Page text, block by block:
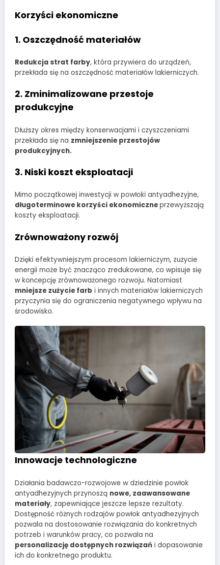
Korzyści ekonomiczne
1. Oszczędność materiałów
Redukcja strat farby, która przywiera do urządzeń,
przekłada się na oszczędność materiałów lakierniczych.
2. Zminimalizowane przestoje
produkcyjne
Dłuższy okres między konserwacjami i czyszczeniami
przekłada się na zmniejszenie przestojów
produkcyjnych.
3. Niski koszt eksploatacji
Mimo początkowej inwestycji w powłoki antyadhezyjne,
długoterminowe korzyści ekonomiczneprzewyższają
koszty eksploatacji.
Zrównoważony rozwój
Dzięki efektywniejszym procesom lakierniczym, zużycie
energii może być znacząco zredukowane, co wpisuje się
w koncepcję zrównoważonego rozwoju. Natomiast
mniejsze zużycie farb i innych materiałów lakierniczych
przyczynia się do ograniczenia negatywnego wpływu na
środowisko.
Innowacje technologiczne
Działania badawczo-rozwojowe w dziedzinie powłok
antyadhezyjnych przynoszą nowe, zaawansowane
materiały, zapewniające jeszcze lepsze rezultaty.
Dostępność różnych rodzajów powłok antyadhezyjnych
pozwala na dostosowanie rozwiązania do konkretnych
potrzeb i warunków pracy, co pozwala na
personalizację dostępnych rozwiązań i dopasowanie
ich do konkretnego produktu.